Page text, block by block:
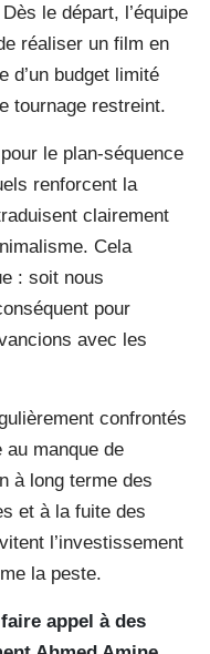
le départ, l’équipe
réaliser un film en
d’un budget limité
tournage restreint.
le plan-séquence
renforcent la
clairement
Cela
: soit nous
pour
avec les
confrontés
au manque de
à long terme des
et à la fuite des
l’investissement
la peste.
appel à des